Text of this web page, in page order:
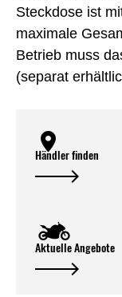
Steckdose ist
maximale
Betrieb muss
(separat
Händler finden
Aktuelle Angebote